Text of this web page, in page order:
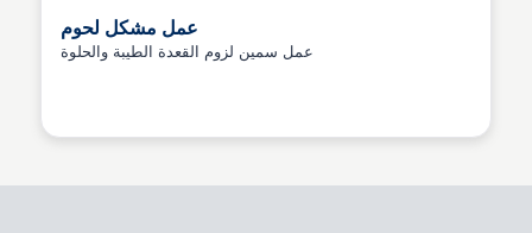
عمل مشكل لحوم
عمل سمين لزوم القعدة الطيبة والحلوة